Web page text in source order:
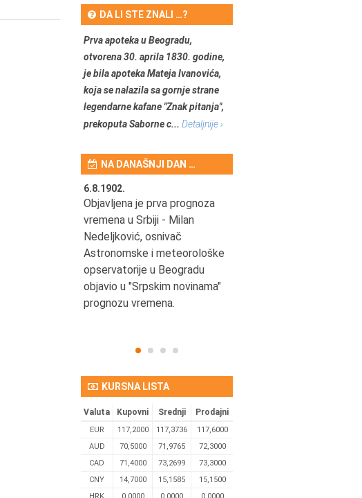
DA LI STE ZNALI …?
Prva apoteka u Beogradu,
otvorena 30. aprila 1830. godine,
je bila apoteka Mateja Ivanovića,
koja se nalazila sa gornje strane
legendarne kafane "Znak pitanja",
prekoputa Saborne c... Detaljnije ›
NA DANAŠNJI DAN …
6.8.1902.
Objavljena je prva prognoza
vremena u Srbiji - Milan
Nedeljković, osnivač
Astronomske i meteorološke
opservatorije u Beogradu
objavio u "Srpskim novinama"
prognozu vremena.
KURSNA LISTA
Valuta Kupovni Srednji Prodajni
EUR 117,2000 117,3736
117,6000
AUD
70,5000 71,9765
72,3000
CAD
71,4000 73,2699
73,3000
CNY
14,7000 15,1585
15,1500
HRK
0,0000 0,0000 0,0000